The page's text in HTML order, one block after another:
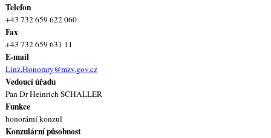
Telefon
+43 732 659 622 060
Fax
+43 732 659 631 11
E-mail
Linz.Honorary@mzv.gov.cz
Vedoucí úřadu
Pan Dr Heinrich SCHALLER
Funkce
honorární konzul
Konzulární působnost